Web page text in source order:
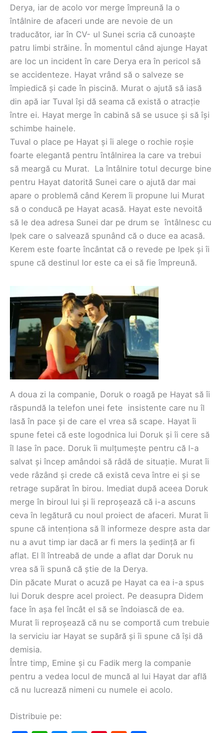
Derya, iar de acolo vor merge împreună la o
întâlnire de afaceri unde are nevoie de un
traducător, iar în CV- ul Sunei scria că cunoaște
patru limbi străine. În momentul când ajunge Hayat
are loc un incident în care Derya era în pericol să
se accidenteze. Hayat vrând să o salveze se
împiedică și cade în piscină. Murat o ajută să iasă
din apă iar Tuval își dă seama că există o atracție
între ei. Hayat merge în cabină să se usuce și să își
schimbe hainele.
Tuval o place pe Hayat și îi alege o rochie roșie
foarte elegantă pentru întâlnirea la care va trebui
să meargă cu Murat. La întâlnire totul decurge bine
pentru Hayat datorită Sunei care o ajută dar mai
apare o problemă când Kerem îi propune lui Murat
să o conducă pe Hayat acasă. Hayat este nevoită
să le dea adresa Sunei dar pe drum se întâlnesc cu
Ipek care o salvează spunând că o duce ea acasă.
Kerem este foarte încântat că o revede pe Ipek și îi
spune că destinul lor este ca ei să fie împreună.
A doua zi la companie, Doruk o roagă pe Hayat să îi
răspundă la telefon unei fete insistente care nu îl
lasă în pace și de care el vrea să scape. Hayat îi
spune fetei că este logodnica lui Doruk și îi cere să
îl lase în pace. Doruk îi mulțumește pentru că l-a
salvat și încep amândoi să râdă de situație. Murat îi
vede râzând și crede că există ceva între ei și se
retrage supărat în birou. Imediat după aceea Doruk
merge în biroul lui și îi reproșează că i-a ascuns
ceva în legătură cu noul proiect de afaceri. Murat îi
spune că intenționa să îl informeze despre asta dar
nu a avut timp iar dacă ar fi mers la ședință ar fi
aflat. El îl întreabă de unde a aflat dar Doruk nu
vrea să îi spună că știe de la Derya.
Din păcate Murat o acuză pe Hayat ca ea i-a spus
lui Doruk despre acel proiect. Pe deasupra Didem
face în așa fel încât el să se îndoiască de ea.
Murat îi reproșează că nu se comportă cum trebuie
la serviciu iar Hayat se supără și îi spune că își dă
demisia.
Între timp, Emine și cu Fadik merg la companie
pentru a vedea locul de muncă al lui Hayat dar află
că nu lucrează nimeni cu numele ei acolo.
Distribuie pe: